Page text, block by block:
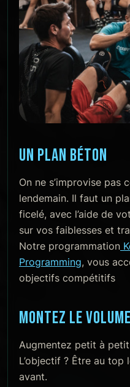
UN PLAN BÉTON
On ne s’improvise pas
lendemain. Il faut un
ficelé, avec l’aide de
sur vos faiblesses et
Notre programmation
Programming, vous
objectifs compétitifs
MONTEZ LE VOLUME
Augmentez petit à petit
L’objectif ? Être au
avant.